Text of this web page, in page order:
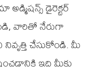
డైరెక్టర్
వారితో నేరుగా
చేసుకోండి. మీ
ఇది మీకు